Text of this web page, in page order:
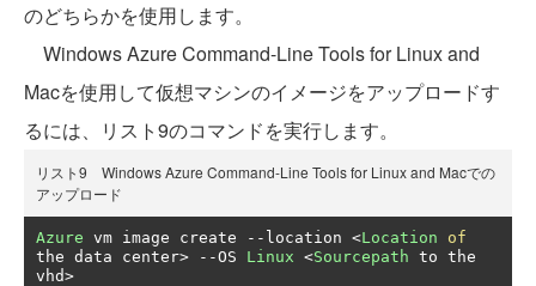
のどちらかを使用します。
Windows Azure Command-Line Tools for Linux and
Macを使用して仮想マシンのイメージをアップロードす
るには、リスト9のコマンドを実行します。
リスト9 Windows Azure Command-Line Tools for Linux and Macでの
アップロード
Azure vm image create -- location <Location
of
the data center> --OS Linux <Sourcepath to the
vhd>